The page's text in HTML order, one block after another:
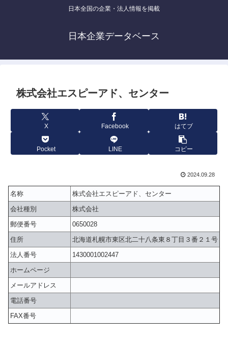
日本全国の企業・法人情報を掲載
日本企業データベース
株式会社エスピーアド、センター
X Facebook はてブ
Pocket LINE コピー
2024.09.28
名称
株式会社エスピーアド、センター
会社種別
株式会社
郵便番号
0650028
住所
北海道札幌市東区北二十八条東８丁目３番２１号
法人番号
1430001002447
ホームページ
メールアドレス
電話番号
FAX番号